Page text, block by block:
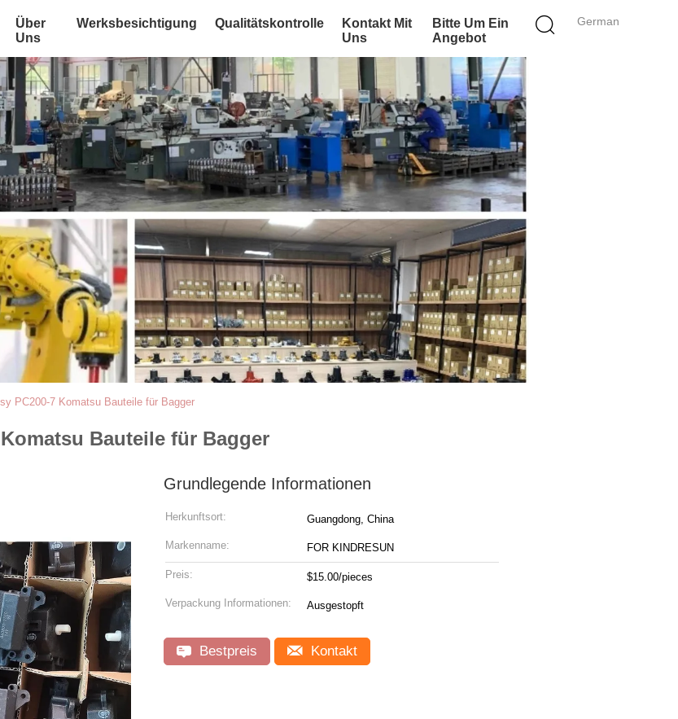
German
Über
Uns
Werksbesichtigung Qualitätskontrolle
Kontakt Mit
Uns
Bitte Um Ein
Angebot
PC200-7 Komatsu Bauteile für Bagger
Bauteile für Bagger
Grundlegende Informationen
Herkunftsort: Guangdong, China
Markenname: FOR KINDRESUN
Preis: $15.00/pieces
Verpackung Informationen: Ausgestopft
Bestpreis Kontakt